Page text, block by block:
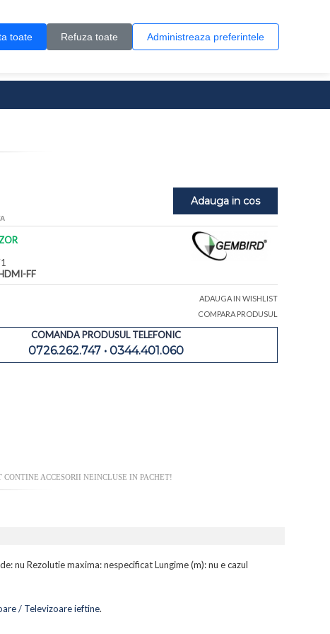
toate Refuza toate Administreaza preferintele
0 produs(e)
Adauga in cos
FF
ADAUGA IN WISHLIST
COMPARA PRODUSUL
COMANDA PRODUSUL TELEFONIC
0726.262.747 • 0344.401.060
ACCESORII NEINCLUSE IN PACHET!
Rezolutie maxima: nespecificat Lungime (m): nu e cazul
/ Televizoare ieftine.